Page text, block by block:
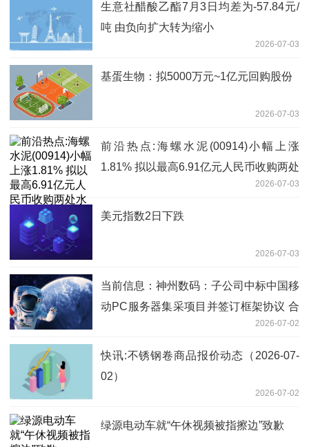
生意社醋酸乙酯7月3日均差为-57.84元/
吨 由负向扩大转为缩小
2026-07-03
基蛋生物：拟5000万元~1亿元回购股份
2026-07-03
前沿热点:海螺水泥(00914)小幅上涨
1.81% 拟以最高6.91亿元人民币收购两处
2026-07-03
美元指数2日下跌
2026-07-03
当前信息：神州数码：子公司中标中国移
动PC服务器集采项目并签订框架协议 合
2026-07-02
快讯:不锈钢卷商品报价动态（2026-07-
02）
2026-07-02
绿源电动车就“午休视频被指擦边”致歉